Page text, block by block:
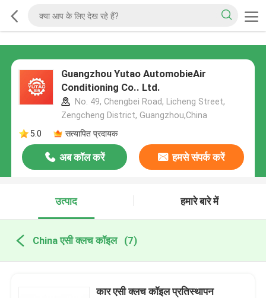
Guangzhou Yutao AutomobieAir
Conditioning Co.. Ltd.
No. 49, Chengbei Road, Licheng Street,
Zengcheng District, Guangzhou,China
5.0
सत्यापित प्रदायक
अब कॉल करें हमसे संपर्क करें
उत्पाद हमारे बारे में
China एसी क्लच कॉइल (7)
कार एसी क्लच कॉइल प्रतिस्थापन